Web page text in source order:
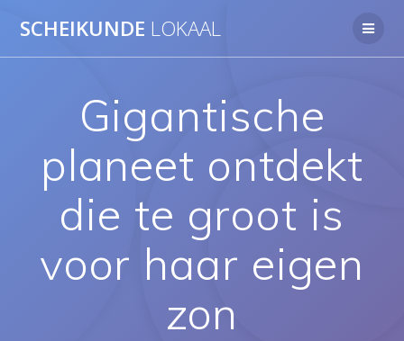
naar
SCHEIKUNDE LOKAAL
Gigantische
planeet ontdekt
die te groot is
voor haar eigen
zon